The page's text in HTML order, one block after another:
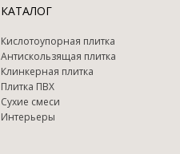
КАТАЛОГ
Кислотоупорная плитка
Антискользящая плитка
Клинкерная плитка
Плитка ПВХ
Сухие смеси
Интерьеры